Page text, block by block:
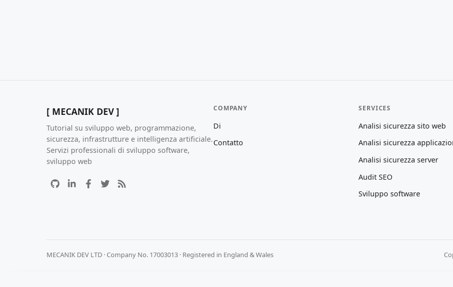
[ MECANIK DEV ]
Tutorial su sviluppo web, programmazione,
sicurezza, infrastrutture e intelligenza artificiale.
Servizi professionali di sviluppo software,
sviluppo web
COMPANY
Di
Contatto
SERVICES
Analisi sicurezza sito web
Analisi sicurezza
Analisi sicurezza server
Audit SEO
Sviluppo software
MECANIK DEV LTD · Company No. 17003013 · Registered in England & Wales